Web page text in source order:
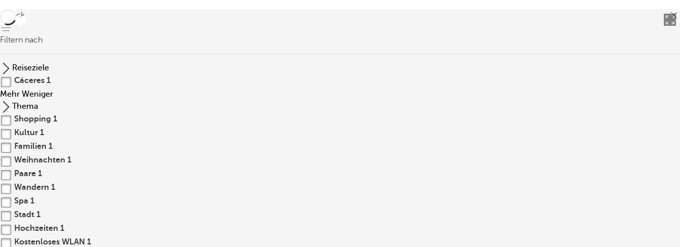
zurück
Filtern nach
Reiseziele
Cáceres 1
Mehr Weniger
Thema
Shopping 1
Kultur 1
Familien 1
Weihnachten 1
Paare 1
Wandern 1
Spa 1
Stadt 1
Hochzeiten 1
Kostenloses WLAN 1